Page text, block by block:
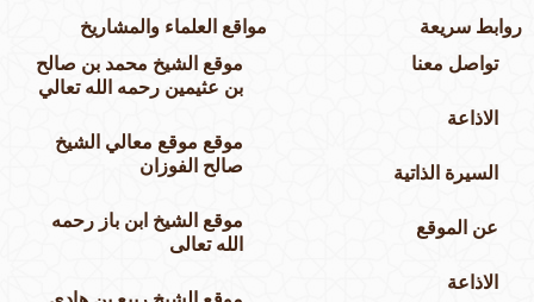
سريعة
تواصل معنا
الاذاعة
السيرة الذاتية
عن الموقع
الاذاعة
مواقع العلماء والمشاريخ
موقع الشيخ محمد بن صالح
بن عثيمين رحمه الله تعالي
موقع موقع معالي الشيخ
صالح الفوزان
موقع الشيخ ابن باز رحمه
الله تعالى